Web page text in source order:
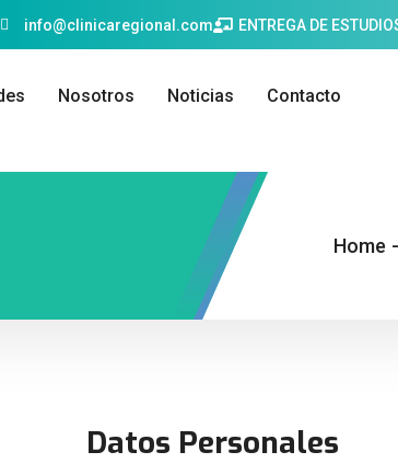
info@clinicaregional.com ENTREGA DE
Nosotros Noticias Contacto
Home -
Datos Personales